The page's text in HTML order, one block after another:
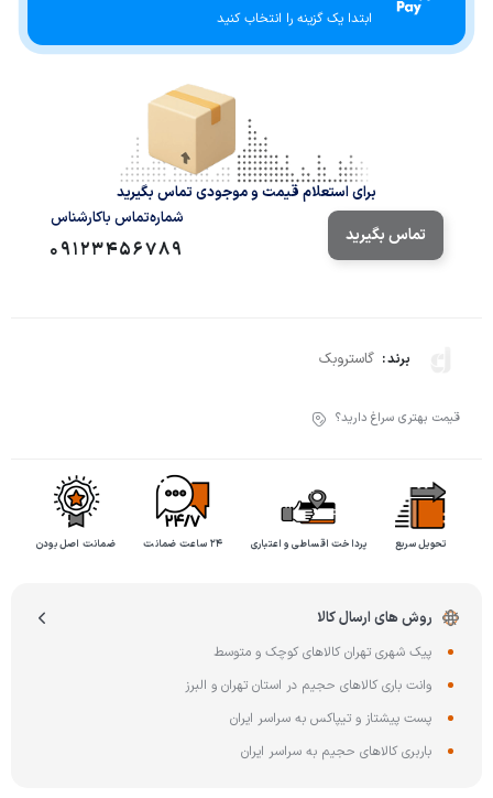
ابتدا یک گزینه را انتخاب کنید
برای استعلام قیمت و موجودی تماس بگیرید
تماس بگیرید
شماره‌تماس‌ با‌کارشناس
09123456789
برند : گاستروبک
قیمت بهتری سراغ دارید؟
تحویل سریع پرداخت اقساطی و اعتباری ۲۴ ساعت ضمانت ضمانت اصل بودن
روش های ارسال کالا
پیک شهری تهران کالاهای کوچک و متوسط
وانت باری کالاهای حجیم در استان تهران و البرز
پست پیشتاز و تیپاکس به سراسر ایران
باربری کالاهای حجیم به سراسر ایران